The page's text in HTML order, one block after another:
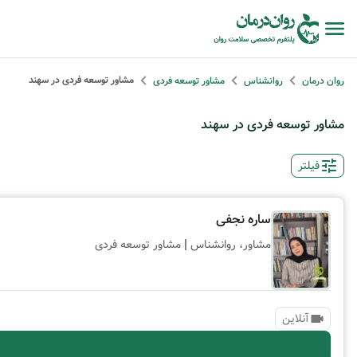
روان درمان روانشناس مشاور توسعه فردی مشاور توسعه فردی در سهند
مشاور توسعه فردی در سهند
فیلتر
ساره نجفی
مشاور، روانشناس | مشاور توسعه فردی
آنلاین